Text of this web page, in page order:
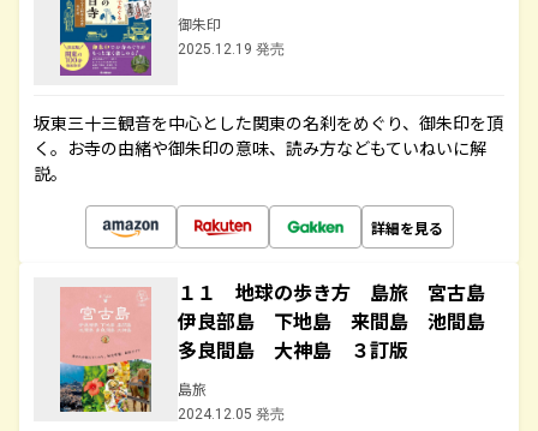
御朱印
2025.12.19 発売
坂東三十三観音を中心とした関東の名刹をめぐり、御朱印を頂
く。お寺の由緒や御朱印の意味、読み方などもていねいに解
説。
詳細を見る
１１ 地球の歩き方 島旅 宮古島
伊良部島 下地島 来間島 池間島
多良間島 大神島 ３訂版
島旅
2024.12.05 発売